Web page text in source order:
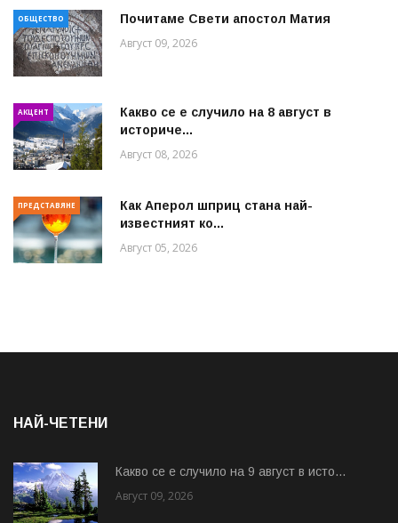
ОБЩЕСТВО Почитаме Свети апостол Матия
Август 09, 2026
АКЦЕНТ
Какво се е случило на 8 август в
историче...
Август 08, 2026
ПРЕДСТАВЯНЕ
Как Аперол шприц стана най-
известният ко...
Август 05, 2026
НАЙ-ЧЕТЕНИ
Какво се е случило на 9 август в исто...
Август 09, 2026